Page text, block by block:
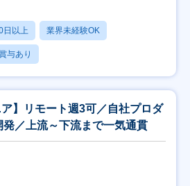
日以上 業界未経験OK
与あり
】リモート週3可／自社プロダ
／上流～下流まで一気通貫